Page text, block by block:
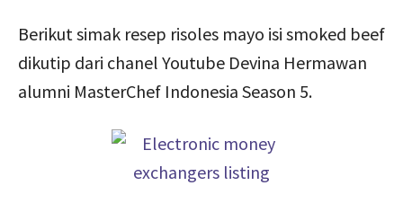
Berikut simak resep risoles mayo isi smoked beef
dikutip dari chanel Youtube Devina Hermawan
alumni MasterChef Indonesia Season 5.